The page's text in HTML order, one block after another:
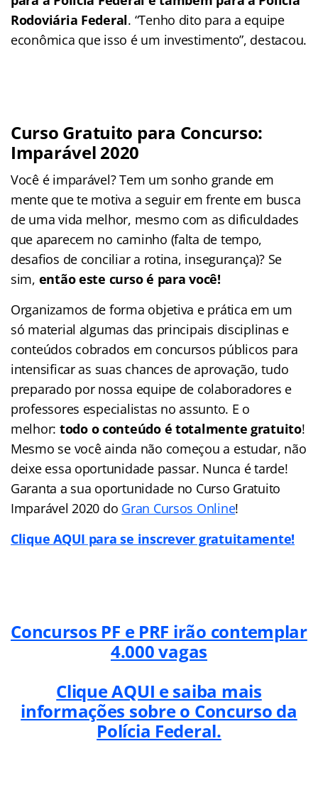
Rodoviária Federal. “Tenho dito para a equipe
econômica que isso é um investimento”, destacou.
Curso Gratuito para Concurso:
Imparável 2020
Você é imparável? Tem um sonho grande em
mente que te motiva a seguir em frente em busca
de uma vida melhor, mesmo com as dificuldades
que aparecem no caminho (falta de tempo,
desafios de conciliar a rotina, insegurança)? Se
sim, então este curso é para você!
Organizamos de forma objetiva e prática em um
só material algumas das principais disciplinas e
conteúdos cobrados em concursos públicos para
intensificar as suas chances de aprovação, tudo
preparado por nossa equipe de colaboradores e
professores especialistas no assunto. E o
melhor: todo o conteúdo é totalmente gratuito!
Mesmo se você ainda não começou a estudar, não
deixe essa oportunidade passar. Nunca é tarde!
Garanta a sua oportunidade no Curso Gratuito
Imparável 2020 do Gran Cursos Online!
Clique AQUI para se inscrever gratuitamente!
Concursos PF e PRF irão contemplar
4.000 vagas
Clique AQUI e saiba mais
informações sobre o Concurso da
Polícia Federal.